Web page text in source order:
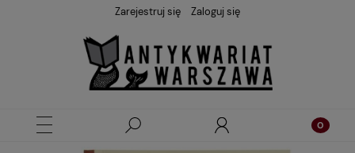
Zarejestruj się Zaloguj się